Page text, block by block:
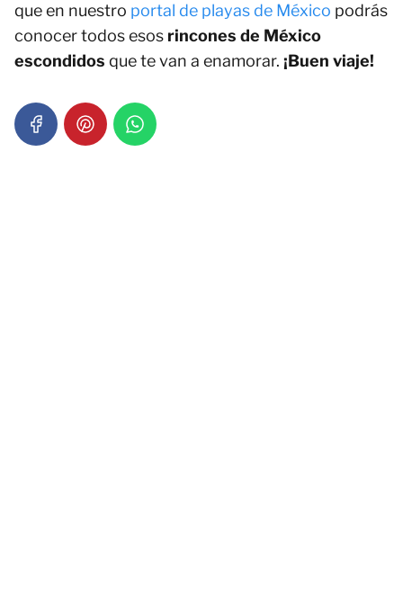
que en nuestro portal de playas de México podrás
conocer todos esos rincones de México
escondidos que te van a enamorar. ¡Buen viaje!